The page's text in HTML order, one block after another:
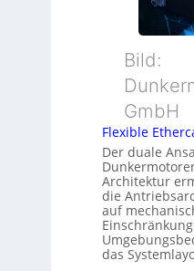
i
t
y
s
r
t
Bild:
GmbH
Flexible
Der duale
Architektur
die
auf
das